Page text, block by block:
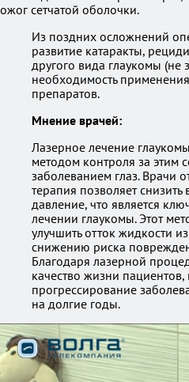
ожог сетчатой оболочки.
Из поздних осложнений
развитие катаракты,
другого вида глаукомы (не
необходимость
препаратов.
Мнение врачей:
Лазерное лечение
методом контроля за этим
заболеванием глаз. Врачи
терапия позволяет снизить
давление, что является
лечении глаукомы. Этот
улучшить отток жидкости
снижению риска
Благодаря лазерной
качество жизни
прогрессирование
на долгие годы.